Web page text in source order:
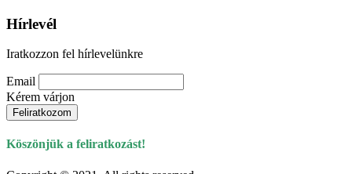
Hírlevél
Iratkozzon fel hírlevelünkre
Email
Kérem várjon
Köszönjük a feliratkozást!